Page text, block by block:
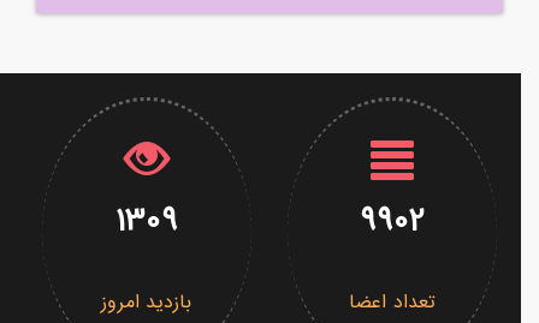
9902
تعداد اعضا
1309
بازدید امروز